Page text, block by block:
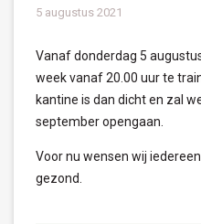
5 augustus 2021
Vanaf donderdag 5
week vanaf 20.00 uur te
kantine is dan dicht en zal
september opengaan.
Voor nu wensen wij
gezond.